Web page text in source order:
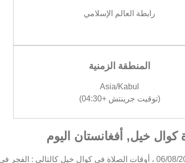
رابطة العالم الإسلامي
المنطقة الزمنية
Asia/Kabul
(توقيت جرينتش +04:30)
كوال خيل, أفغانستان اليوم